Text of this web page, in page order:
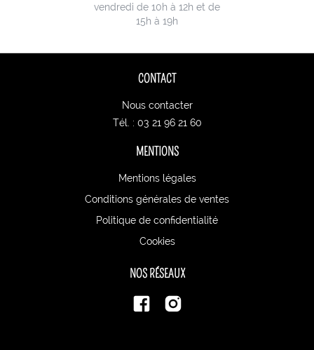
vendredi de 10h à 12h et de
15h à 19h
CONTACT
Nous contacter
Tél. : 03 21 96 21 60
MENTIONS
Mentions légales
Conditions générales de ventes
Politique de confidentialité
Cookies
NOS RÉSEAUX